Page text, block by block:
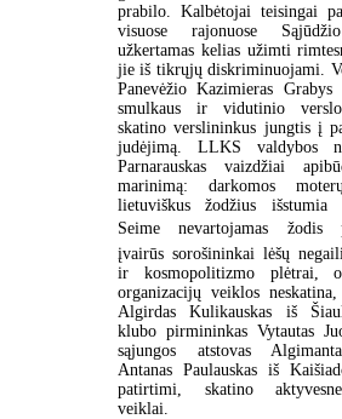
prabilo. Kalbėtojai teisingai
visuose rajonuose
užkertamas kelias užimti
jie iš tikrųjų diskriminuojami.
Panevėžio Kazimieras Grabys
smulkaus ir vidutinio
skatino verslininkus jungtis į
judėjimą. LLKS valdybos
Parnarauskas vaizdžiai
marinimą: darkomos
lietuviškus žodžius išstumia
Seime nevartojamas žodis
įvairūs sorošininkai lėšų
ir kosmopolitizmo plėtrai,
organizacijų veiklos
Algirdas Kulikauskas iš
klubo pirmininkas Vytautas
sąjungos atstovas
Antanas Paulauskas iš
patirtimi, skatino
veiklai.